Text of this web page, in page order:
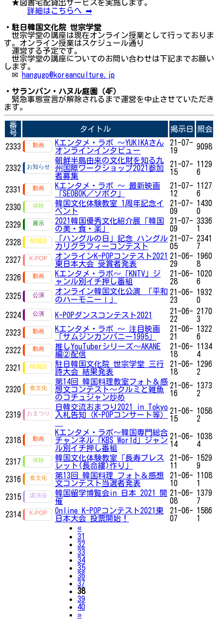
★図書宅配貸出サービスを実施します。
詳細はこちらへ ➡
・駐日韓国文化院 世宗学堂
世宗学堂の講座は現在オンライン授業として行っておりま
す。オンライン授業はスケジュール通り
運営する予定です。
世宗学堂の講座についてのお問い合わせは下記までお願い
します。
✉
hangugo@koreanculture.jp
・サランバン・ハヌル庭園（4F）
緊急事態宣言が解除されるまで運営を中止させていただき
ます。
番
号
タイトル 掲示日 照会
2333
Kエンタメ・ラボ ～YUKIKAさん
オンラインインタビュー
21-07-
19
9098
2332
朝鮮半島由来の文化財を知る九
州国際ワークショップ2021参加
者募集
21-07-
15
1129
6
2331
Kエンタメ・ラボ ～ 最新映画
「SEOBOK／ソボク」
21-07-
12
1127
6
2330
韓国文化体験教室 1周年記念イ
ベント
21-07-
09
1430
0
2329
2021韓国優秀文化紹介展「韓国
の美・食・楽」
21-07-
09
3336
1
2328
「ハングルの日」記念 ハングル
カリグラフィーコンテスト
21-07-
05
2341
7
2327
オンラインK-POPコンテスト2021
東日本大会 受賞者発表
21-06-
29
1960
8
2326
Kエンタメ・ラボ～「KNTV」ジ
ャンル別イチ押し番組
21-06-
28
1020
6
2325
オンライン韓国文化公演 「平和
のハーモニーⅠ」
21-06-
23
1932
0
2324
K-POPダンスコンテスト2021
21-06-
22
2170
3
2323
Kエンタメ・ラボ ～ 注目映画
「サムジンカンパニー1995」
21-06-
21
1322
6
2322
推しYouTuberシリーズ〜AKANE
編②配信
21-06-
18
1134
4
2321
駐日韓国文化院 世宗学堂 三行
詩大会 結果発表
21-06-
18
1296
2
2320
第14回 韓国料理教室フォト＆感
想文コンテスト～クルミと雑魚
のコチュジャン炒め
21-06-
16
1373
2
2319
日韓交流おまつり2021 in Tokyo
入札告知（K-POPコンサート等）
21-06-
15
1058
2
2318
Kエンタメ・ラボ～韓国専門総合
チャンネル「KBS World」ジャン
ル別イチ押し番組
21-06-
14
1038
4
2317
韓国文化体験教室「長寿ブレス
レット(長命縷)作り」
21-06-
11
1529
9
2316
第13回 韓国料理 フォト＆感想
文コンテスト当選者発表
21-06-
10
1108
1
2315
韓国留学博覧会in 日本 2021 開
催
21-06-
08
1379
7
2314
Online K-POPコンテスト2021東
日本大会 投票開始！
21-06-
07
1586
1
«Previous
31
32
33
34
35
36
37
38
39
40
»Next